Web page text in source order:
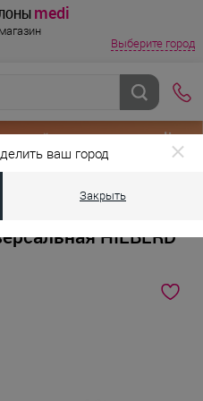
ваш город
Закрыть
medi
Выберите город
Ортопедические подушки и
HILBERD